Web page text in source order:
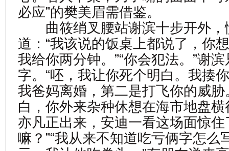
必应”的樊美眉需借鉴。
曲筱绡叉腰站谢滨十步开外，
道：“我该说的饭桌上都说了，你
我给你两分钟。”“你会犯法。”谢
字。“呸，我让你死个明白。我揍
我爸妈离婚，第二是打飞你的威
白，你外来杂种休想在海市地盘横
亦凡正出来，安迪一看这场面惊住
嘛？”“我从来不知道吃亏俩字怎么